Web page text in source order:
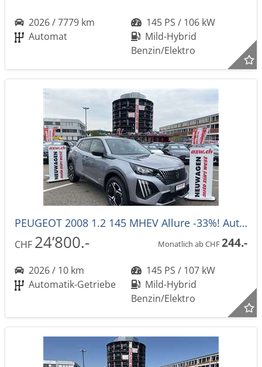
2026 / 7779 km
145 PS / 106 kW
Automat
Mild-Hybrid
Benzin/Elektro
PEUGEOT 2008 1.2 145 MHEV Allure -33%! Automat
CHF 24’800.- Monatlich ab CHF244.-
2026 / 10 km
145 PS / 107 kW
Automatik-Getriebe
Mild-Hybrid
Benzin/Elektro